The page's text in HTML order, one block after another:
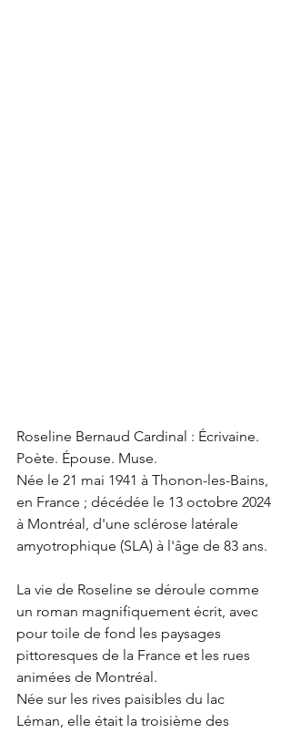
Roseline Bernaud Cardinal : Écrivaine.
Poète. Épouse. Muse.
Née le 21 mai 1941 à Thonon-les-Bains,
en France ; décédée le 13 octobre 2024
à Montréal, d'une sclérose latérale
amyotrophique (SLA) à l'âge de 83 ans.
La vie de Roseline se déroule comme
un roman magnifiquement écrit, avec
pour toile de fond les paysages
pittoresques de la France et les rues
animées de Montréal.
Née sur les rives paisibles du lac
Léman, elle était la troisième des